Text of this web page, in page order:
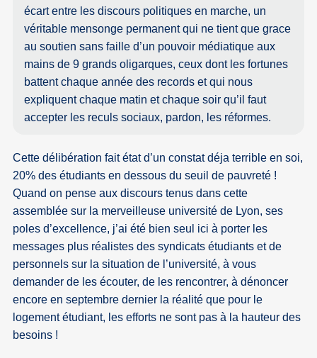
écart entre les discours politiques en marche, un
véritable mensonge permanent qui ne tient que grace
au soutien sans faille d’un pouvoir médiatique aux
mains de 9 grands oligarques, ceux dont les fortunes
battent chaque année des records et qui nous
expliquent chaque matin et chaque soir qu’il faut
accepter les reculs sociaux, pardon, les réformes.
Cette délibération fait état d’un constat déja terrible en soi,
20% des étudiants en dessous du seuil de pauvreté !
Quand on pense aux discours tenus dans cette
assemblée sur la merveilleuse université de Lyon, ses
poles d’excellence, j’ai été bien seul ici à porter les
messages plus réalistes des syndicats étudiants et de
personnels sur la situation de l’université, à vous
demander de les écouter, de les rencontrer, à dénoncer
encore en septembre dernier la réalité que pour le
logement étudiant, les efforts ne sont pas à la hauteur des
besoins !